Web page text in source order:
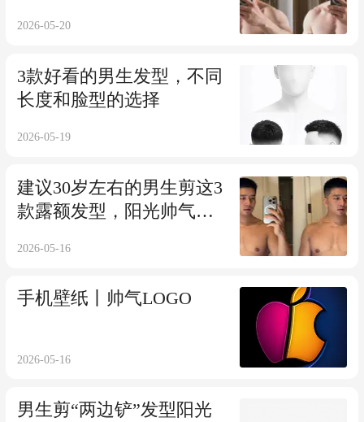
2026-05-20
3款好看的男生发型，不同
长度和脸型的选择
2026-05-19
建议30岁左右的男生剪这3
款露额发型，阳光帅气，
2026-05-16
手机壁纸丨帅气LOGO
2026-05-16
男生剪“两边铲”发型阳光